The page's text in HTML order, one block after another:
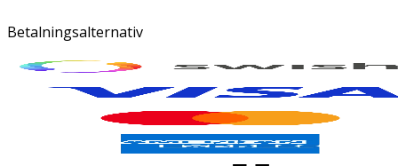
Betalningsalternativ